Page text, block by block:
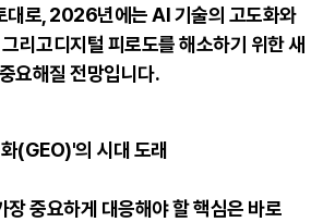
로, 2026년에는 AI 기술의 고도화와
리고디지털 피로도를 해소하기 위한 새
요해질 전망입니다.
(GEO)'의 시대 도래
중요하게 대응해야 할 핵심은 바로